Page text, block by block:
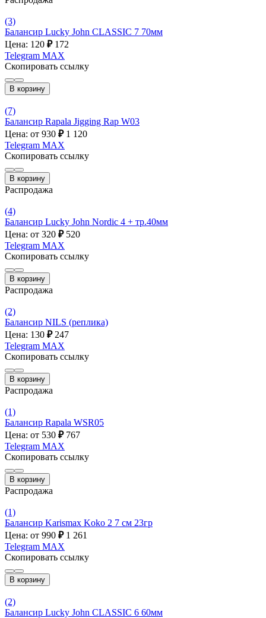
(3)
Балансир Lucky John CLASSIC 7 70мм
Цена: 120 ₽ 172
Telegram MAX
Скопировать ссылку
В корзину
(7)
Балансир Rapala Jigging Rap W03
Цена: от 930 ₽ 1 120
Telegram MAX
Скопировать ссылку
В корзину
Распродажа
(4)
Балансир Lucky John Nordic 4 + тр.40мм
Цена: от 320 ₽ 520
Telegram MAX
Скопировать ссылку
В корзину
Распродажа
(2)
Балансир NILS (реплика)
Цена: 130 ₽ 247
Telegram MAX
Скопировать ссылку
В корзину
Распродажа
(1)
Балансир Rapala WSR05
Цена: от 530 ₽ 767
Telegram MAX
Скопировать ссылку
В корзину
Распродажа
(1)
Балансир Karismax Koko 2 7 см 23гр
Цена: от 990 ₽ 1 261
Telegram MAX
Скопировать ссылку
В корзину
(2)
Балансир Lucky John CLASSIC 6 60мм